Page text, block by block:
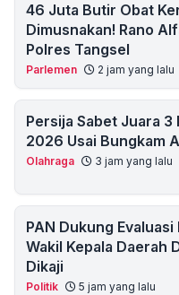
46 Juta Butir Obat
Dimusnakan! Rano
Polres Tangsel
Parlemen 2 jam yang lalu
Persija Sabet Juara 3
2026 Usai Bungkam
Olahraga 3 jam yang lalu
PAN Dukung Evaluasi
Wakil Kepala Daerah
Dikaji
Politik 5 jam yang lalu